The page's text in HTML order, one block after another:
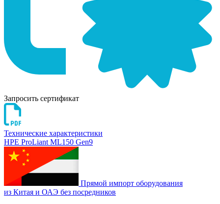
Запросить сертификат
Технические характеристики
HPE ProLiant ML150 Gen9
Прямой импорт оборудования
из Китая и ОАЭ без посредников